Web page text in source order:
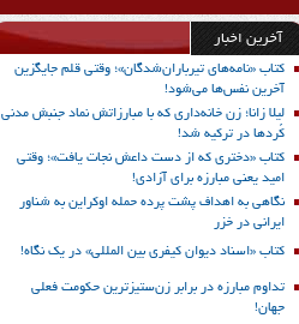
آخرین اخبار
کتاب «نامه‌های تیرباران‌شدگان»؛ وقتی قلم جایگزین
آخرین نفس‌ها می‌شود!
لیلا زانا؛ زن خانه‌داری که با مبارزاتش نماد جنبش مدنی
کُردها در ترکیه شد!
کتاب «دختری که از دست داعش نجات یافت»؛ وقتی
امید یعنی مبارزه برای آزادی!
نگاهی به اهداف پشت پرده حمله اوکراین به شناور
ایرانی در خزر
کتاب «اسناد دیوان کیفری بین المللی» در یک نگاه!
تداوم مبارزه در برابر زن‌ستیزترین حکومت فعلی
جهان!